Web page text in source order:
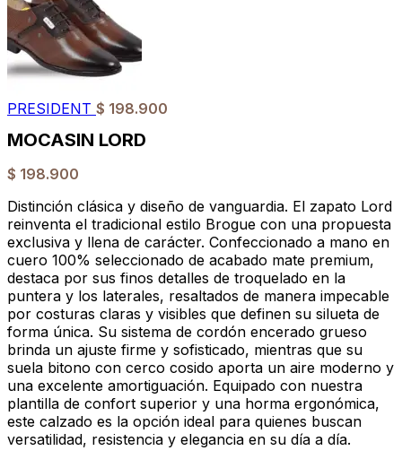
PRESIDENT $ 198.900
MOCASIN LORD
$ 198.900
Distinción clásica y diseño de vanguardia. El zapato Lord
reinventa el tradicional estilo Brogue con una propuesta
exclusiva y llena de carácter. Confeccionado a mano en
cuero 100% seleccionado de acabado mate premium,
destaca por sus finos detalles de troquelado en la
puntera y los laterales, resaltados de manera impecable
por costuras claras y visibles que definen su silueta de
forma única. Su sistema de cordón encerado grueso
brinda un ajuste firme y sofisticado, mientras que su
suela bitono con cerco cosido aporta un aire moderno y
una excelente amortiguación. Equipado con nuestra
plantilla de confort superior y una horma ergonómica,
este calzado es la opción ideal para quienes buscan
versatilidad, resistencia y elegancia en su día a día.